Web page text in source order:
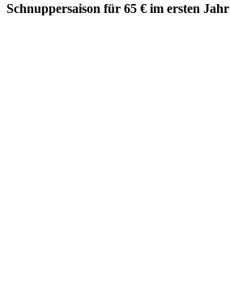
Schnuppersaison für 65 € im ersten Jahr